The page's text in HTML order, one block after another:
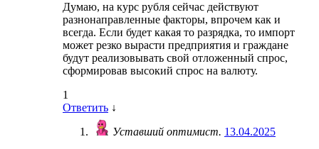
Думаю, на курс рубля сейчас действуют
разнонаправленные факторы, впрочем как и
всегда. Если будет какая то разрядка, то импорт
может резко вырасти предприятия и граждане
будут реализовывать свой отложенный спрос,
сформировав высокий спрос на валюту.
1
Ответить ↓
Уставший оптимист. 13.04.2025